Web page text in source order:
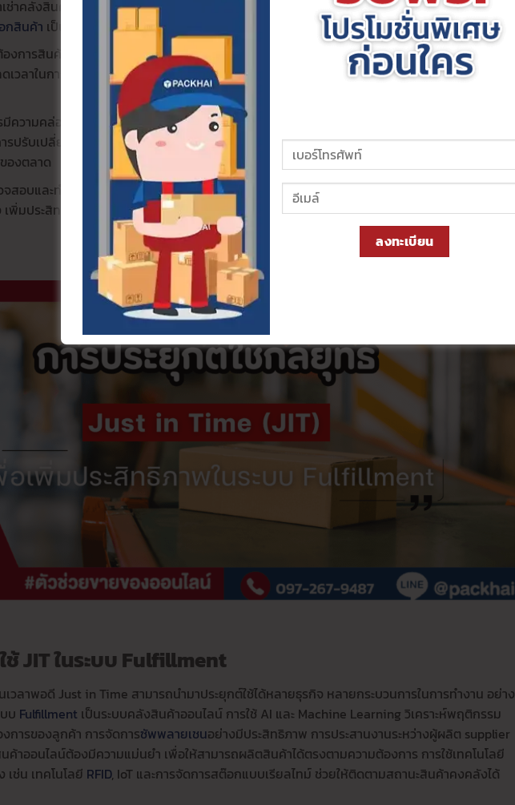
ช่าคลังสินค้า ค่าบำรุงรักษา ค่าแรง
กสินค้า เป็นต้น
งการสินค้าได้อย่างมีประสิทธิภาพ
เวลาในการส่งสินค้า สร้างความพึง
มีความคล่องตัวมากยิ่งขึ้น ธุรกิจมี
รปรับเปลี่ยนเพื่อให้สอดคล้องกับ
องตลาด
สอบและทำการปรับปรุงกระบวนการ
เพิ่มประสิทธิภาพในการทำงานให้ดี
ช้ JIT ในระบบ Fulfillment
วลาพอดี Just in Time สามารถนำมาประยุกต์ใช้ได้หลายธุรกิจ หลายกระบวนการในการทำงาน อย่าง
บ Fulfillment เป็นระบบคลังสินค้าออนไลน์ การใช้ AI และ Machine Learning วิเคราะห์พฤติกรรม
การของลูกค้า การจัดการซัพพลายเชนอย่างมีประสิทธิภาพ การประสานงานระหว่างผู้ผลิต supplier
ค้าออนไลน์ต้องมีความแม่นยำ เพื่อให้สามารถผลิตสินค้าได้ตรงตามความต้องการ การใช้เทคโนโลยี
ช่น เทคโนโลยี RFID, IoT และการจัดการสต๊อกแบบเรียลไทม์ ช่วยให้ติดตามสถานะสินค้าคงคลังได้
ลงทะเบียน